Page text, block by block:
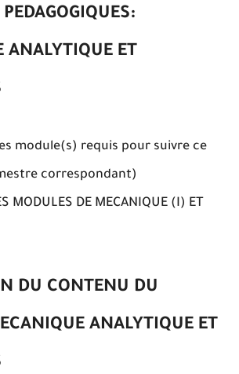
ANALYTIQUE ET
module(s) requis pour suivre ce
correspondant)
MODULES DE MECANIQUE (I) ET
DU CONTENU DU
ANALYTIQUE ET